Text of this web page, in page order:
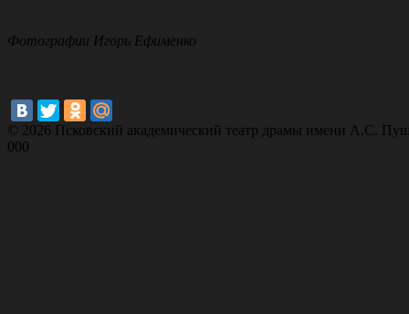
Фотографии Игорь Ефименко
© 2026 Псковский академический театр драмы имени А.С.
000